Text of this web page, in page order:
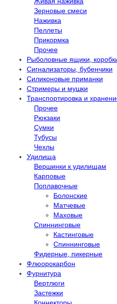
Зерновые смеси
Наживка
Пеллеты
Прикормка
Прочее
Рыболовные ящики,
Сигнализаторы, бубенчики
Силиконовые приманки
Стримеры и мушки
Транспортировка и
Прочее
Рюкзаки
Сумки
Тубусы
Чехлы
Удилища
Вершинки к удилищам
Карповые
Поплавочные
Болонские
Матчевые
Маховые
Спиннинговые
Кастинговые
Спиннинговые
Фидерные, пикерные
Флюорокарбон
Фурнитура
Вертлюги
Застежки